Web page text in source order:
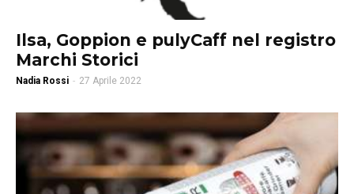
Ilsa, Goppion e pulyCaff nel registro
Marchi Storici
Nadia Rossi - 27 Aprile 2022